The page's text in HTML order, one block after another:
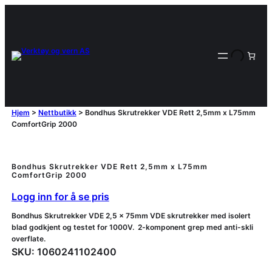
Hjem > Nettbutikk> Bondhus Skrutrekker VDE Rett 2,5mm x L75mm
ComfortGrip 2000
Bondhus Skrutrekker VDE Rett 2,5mm x L75mm
ComfortGrip 2000
Logg inn for å se pris
Bondhus Skrutrekker VDE 2,5 x 75mm VDE skrutrekker med isolert
blad godkjent og testet for 1000V. 2-komponent grep med anti-skli
overflate.
SKU: 1060241102400